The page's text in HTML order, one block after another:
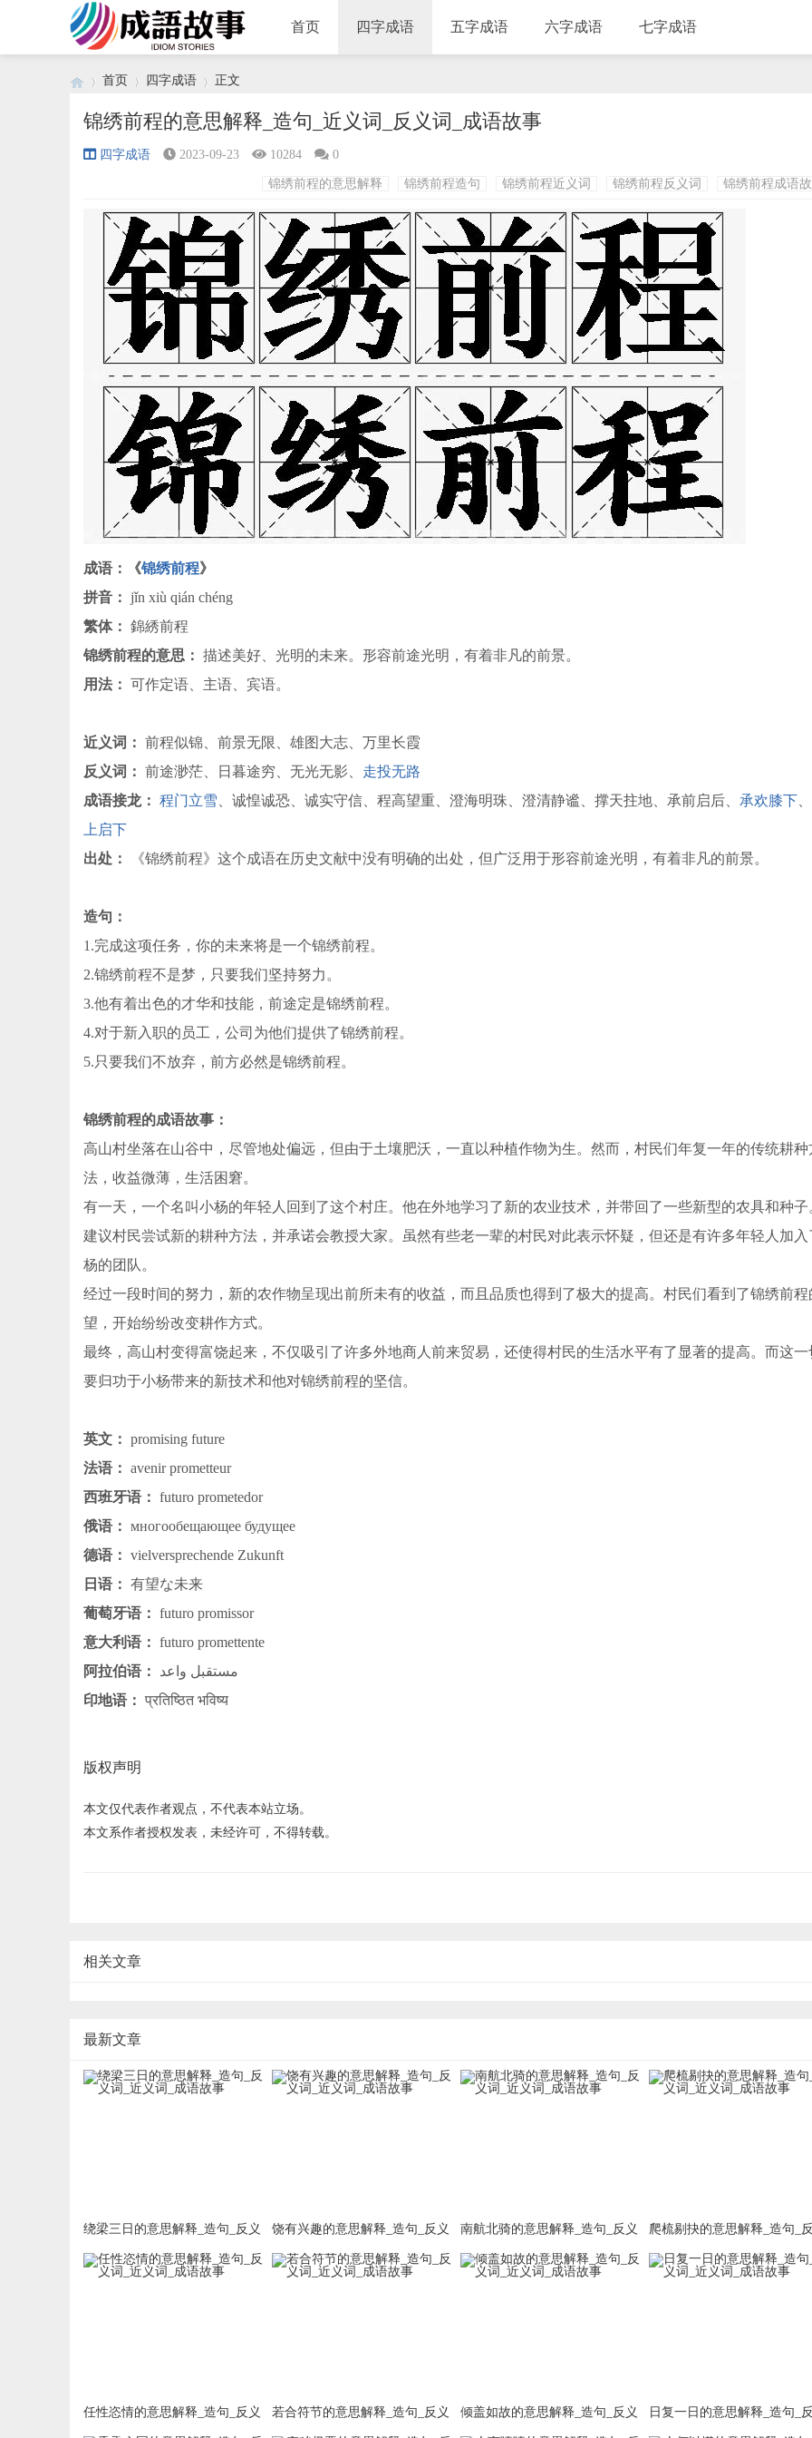
首页 四字成语 五字成语 六字成语 七字成语
›
首页
›
四字成语
›
正文
锦绣前程的意思解释_造句_近义词_反义词_成语故事
四字成语 2023-09-23 10284 0
锦绣前程的意思解释 锦绣前程造句 锦绣前程近义词 锦绣前程反义词 锦绣前程成语
成语：《锦绣前程》
拼音： jǐn xiù qián chéng
繁体： 錦綉前程
锦绣前程的意思： 描述美好、光明的未来。形容前途光明，有着非凡的前景。
用法： 可作定语、主语、宾语。
近义词： 前程似锦、前景无限、雄图大志、万里长霞
反义词： 前途渺茫、日暮途穷、无光无影、 走投无路
成语接龙： 程门立雪 、诚惶诚恐、诚实守信、程高望重、澄海明珠、澄清静谧、撑天拄地、承前启后、 承欢膝下
上启下
出处：
《锦绣前程》这个成语在历史文献中没有明确的出处，但广泛用于形容前途光明，有着非凡的前景。
造句：
1.完成这项任务，你的未来将是一个锦绣前程。
2.锦绣前程不是梦，只要我们坚持努力。
3.他有着出色的才华和技能，前途定是锦绣前程。
4.对于新入职的员工，公司为他们提供了锦绣前程。
5.只要我们不放弃，前方必然是锦绣前程。
锦绣前程的成语故事：
高山村坐落在山谷中，尽管地处偏远，但由于土壤肥沃，一直以种植作物为生。然而，村民们年复一年的传统耕种
法，收益微薄，生活困窘。
有一天，一个名叫小杨的年轻人回到了这个村庄。他在外地学习了新的农业技术，并带回了一些新型的农具和种子
建议村民尝试新的耕种方法，并承诺会教授大家。虽然有些老一辈的村民对此表示怀疑，但还是有许多年轻人加入
杨的团队。
经过一段时间的努力，新的农作物呈现出前所未有的收益，而且品质也得到了极大的提高。村民们看到了锦绣前程
望，开始纷纷改变耕作方式。
最终，高山村变得富饶起来，不仅吸引了许多外地商人前来贸易，还使得村民的生活水平有了显著的提高。而这一
要归功于小杨带来的新技术和他对锦绣前程的坚信。
英文： promising future
法语： avenir prometteur
西班牙语： futuro prometedor
俄语： многообещающее будущее
德语： vielversprechende Zukunft
日语： 有望な未来
葡萄牙语： futuro promissor
意大利语： futuro promettente
阿拉伯语：
مستقبل واعد
印地语： प्रतिष्ठित भविष्य
版权声明
本文仅代表作者观点，不代表本站立场。
本文系作者授权发表，未经许可，不得转载。
相关文章
最新文章
绕梁三日的意思解释_造句_反义
词_近义词_成语故事
饶有兴趣的意思解释_造句_反义
词_近义词_成语故事
南航北骑的意思解释_造句_反义
词_近义词_成语故事
爬梳剔抉的意思解释_造句_
词_近义词_成语故事
任性恣情的意思解释_造句_反义 若合符节的意思解释_造句_反义 倾盖如故的意思解释_造句_反义 日复一日的意思解释_造句_